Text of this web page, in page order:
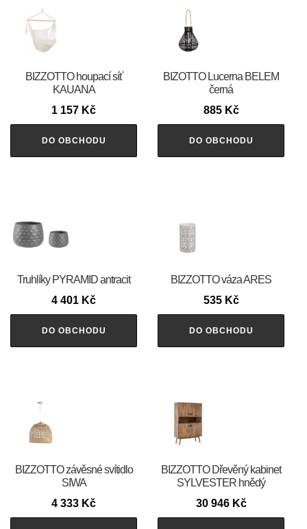
BIZZOTTO houpací síť
KAUANA
1 157 Kč
DO OBCHODU
BIZOTTO Lucerna BELEM
černá
885 Kč
DO OBCHODU
Truhlíky PYRAMID antracit
4 401 Kč
DO OBCHODU
BIZZOTTO váza ARES
535 Kč
DO OBCHODU
BIZZOTTO závěsné svítidlo
SIWA
4 333 Kč
BIZZOTTO Dřevěný kabinet
SYLVESTER hnědý
30 946 Kč